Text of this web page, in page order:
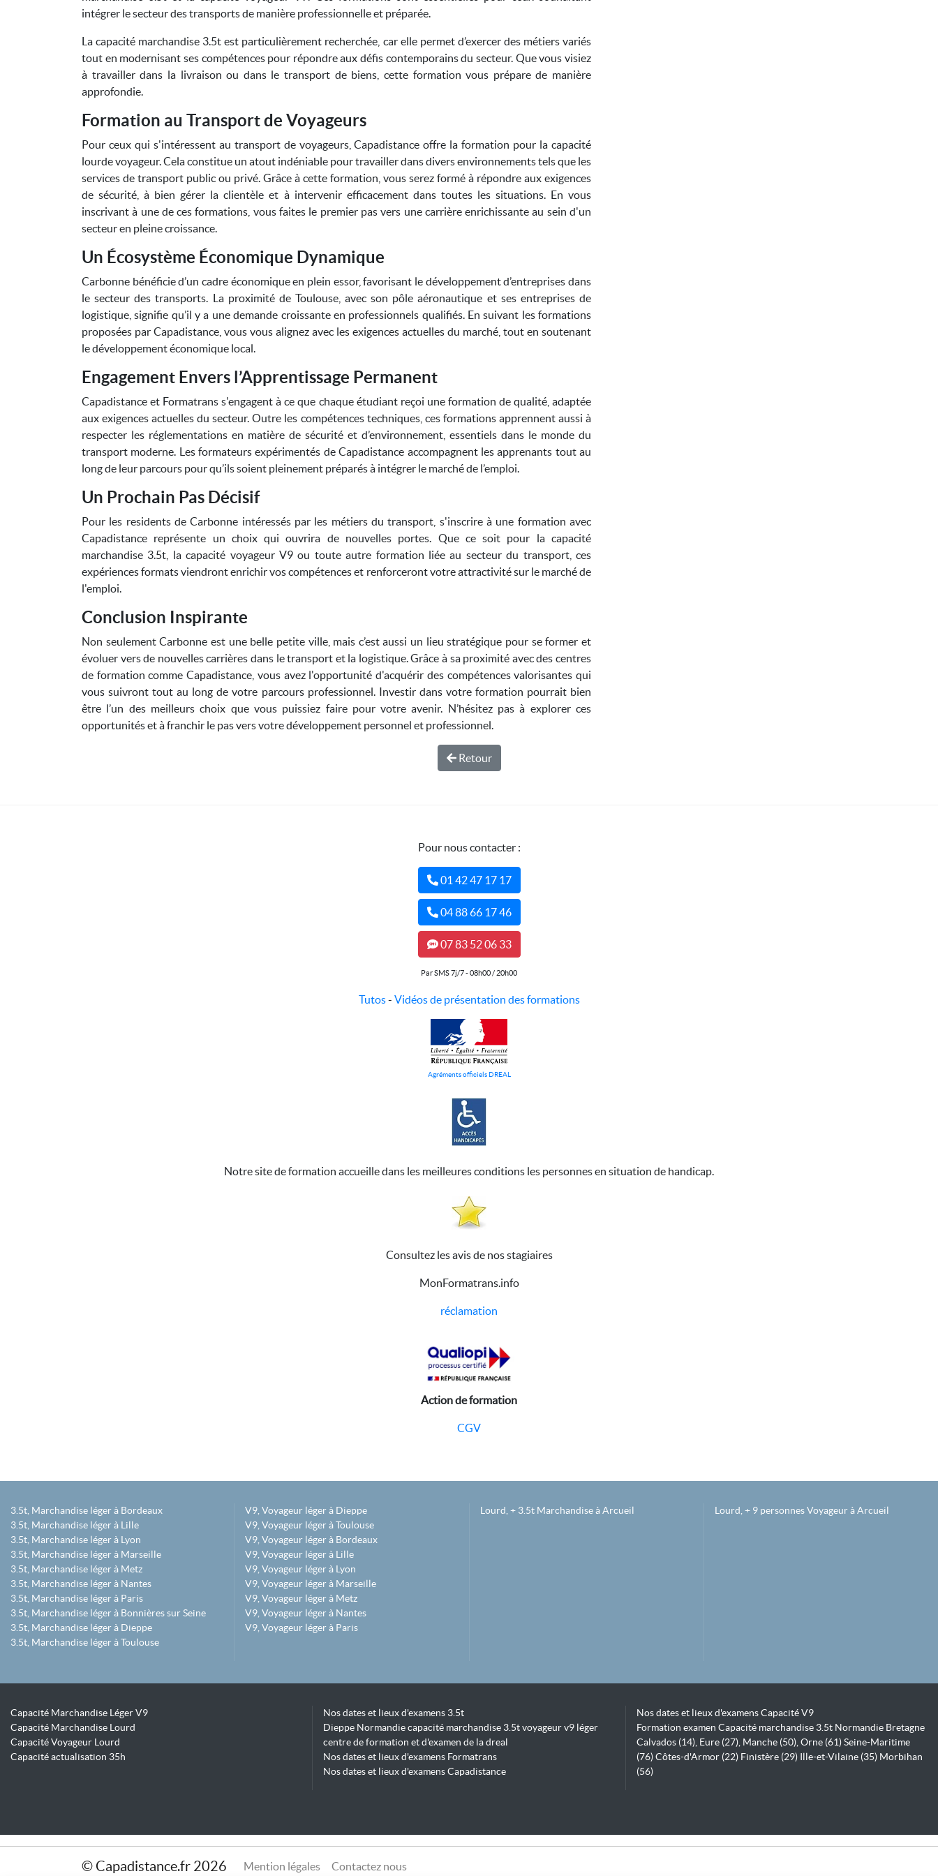
intégrer le secteur des transports de manière professionnelle et préparée.
La capacité marchandise 3.5t est particulièrement recherchée, car elle permet d’exercer des métiers variés
tout en modernisant ses compétences pour répondre aux défis contemporains du secteur. Que vous visiez
à travailler dans la livraison ou dans le transport de biens, cette formation vous prépare de manière
approfondie.
Formation au Transport de Voyageurs
Pour ceux qui s'intéressent au transport de voyageurs, Capadistance offre la formation pour la capacité
lourde voyageur. Cela constitue un atout indéniable pour travailler dans divers environnements tels que les
services de transport public ou privé. Grâce à cette formation, vous serez formé à répondre aux exigences
de sécurité, à bien gérer la clientèle et à intervenir efficacement dans toutes les situations. En vous
inscrivant à une de ces formations, vous faites le premier pas vers une carrière enrichissante au sein d'un
secteur en pleine croissance.
Un Écosystème Économique Dynamique
Carbonne bénéficie d’un cadre économique en plein essor, favorisant le développement d’entreprises dans
le secteur des transports. La proximité de Toulouse, avec son pôle aéronautique et ses entreprises de
logistique, signifie qu’il y a une demande croissante en professionnels qualifiés. En suivant les formations
proposées par Capadistance, vous vous alignez avec les exigences actuelles du marché, tout en soutenant
le développement économique local.
Engagement Envers l’Apprentissage Permanent
Capadistance et Formatrans s'engagent à ce que chaque étudiant reçoi une formation de qualité, adaptée
aux exigences actuelles du secteur. Outre les compétences techniques, ces formations apprennent aussi à
respecter les réglementations en matière de sécurité et d’environnement, essentiels dans le monde du
transport moderne. Les formateurs expérimentés de Capadistance accompagnent les apprenants tout au
long de leur parcours pour qu’ils soient pleinement préparés à intégrer le marché de l’emploi.
Un Prochain Pas Décisif
Pour les residents de Carbonne intéressés par les métiers du transport, s'inscrire à une formation avec
Capadistance représente un choix qui ouvrira de nouvelles portes. Que ce soit pour la capacité
marchandise 3.5t, la capacité voyageur V9 ou toute autre formation liée au secteur du transport, ces
expériences formats viendront enrichir vos compétences et renforceront votre attractivité sur le marché de
l'emploi.
Conclusion Inspirante
Non seulement Carbonne est une belle petite ville, mais c’est aussi un lieu stratégique pour se former et
évoluer vers de nouvelles carrières dans le transport et la logistique. Grâce à sa proximité avec des centres
de formation comme Capadistance, vous avez l'opportunité d'acquérir des compétences valorisantes qui
vous suivront tout au long de votre parcours professionnel. Investir dans votre formation pourrait bien
être l’un des meilleurs choix que vous puissiez faire pour votre avenir. N’hésitez pas à explorer ces
opportunités et à franchir le pas vers votre développement personnel et professionnel.
Retour
Pour nous contacter :
01 42 47 17 17
04 88 66 17 46
07 83 52 06 33
Par SMS 7j/7 - 08h00 / 20h00
Tutos- Vidéos de présentation des formations
Agréments officiels DREAL
Notre site de formation accueille dans les meilleures conditions les personnes en situation de handicap.
Consultez les avis de nos stagiaires
MonFormatrans.info
réclamation
Action de formation
CGV
3.5t, Marchandise léger à Bordeaux
3.5t, Marchandise léger à Lille
3.5t, Marchandise léger à Lyon
3.5t, Marchandise léger à Marseille
3.5t, Marchandise léger à Metz
3.5t, Marchandise léger à Nantes
3.5t, Marchandise léger à Paris
3.5t, Marchandise léger à Bonnières sur Seine
3.5t, Marchandise léger à Dieppe
3.5t, Marchandise léger à Toulouse
V9, Voyageur léger à Dieppe
V9, Voyageur léger à Toulouse
V9, Voyageur léger à Bordeaux
V9, Voyageur léger à Lille
V9, Voyageur léger à Lyon
V9, Voyageur léger à Marseille
V9, Voyageur léger à Metz
V9, Voyageur léger à Nantes
V9, Voyageur léger à Paris
Lourd, + 3.5t Marchandise à Arcueil Lourd, + 9 personnes Voyageur à Arcueil
Capacité Marchandise Léger V9
Capacité Marchandise Lourd
Capacité Voyageur Lourd
Capacité actualisation 35h
Nos dates et lieux d'examens 3.5t
Dieppe Normandie capacité marchandise 3.5t voyageur v9 léger
centre de formation et d'examen de la dreal
Nos dates et lieux d'examens Formatrans
Nos dates et lieux d'examens Capadistance
Nos dates et lieux d'examens Capacité V9
Formation examen Capacité marchandise 3.5t Normandie Bretagne
Calvados (14), Eure (27), Manche (50), Orne (61) Seine-Maritime
(76) Côtes-d'Armor (22) Finistère (29) Ille-et-Vilaine (35) Morbihan
(56)
© Capadistance.fr 2026 Mention légales Contactez nous